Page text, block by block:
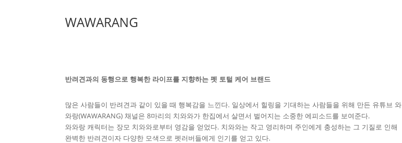
WAWARANG
반려견과의 동행으로 행복한 라이프를 지향하는 펫 토털 케어 브랜드
많은 사람들이 반려견과 같이 있을 때 행복감을 느낀다. 일상에서 힐링을 기대하는 사람들을 위해 만든 유튜브 와
와랑(WAWARANG) 채널은 8마리의 치와와가 한집에서 살면서 벌어지는 소중한 에피소드를 보여준다.
와와랑 캐릭터는 장모 치와와로부터 영감을 얻었다. 치와와는 작고 영리하며 주인에게 충성하는 그 기질로 인해
완벽한 반려견이자 다양한 모색으로 펫러버들에게 인기를 얻고 있다.